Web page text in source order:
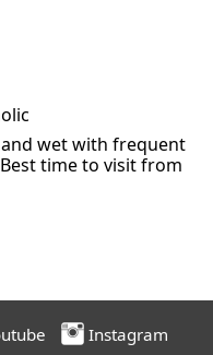
wet with frequent
time to visit from
Instagram